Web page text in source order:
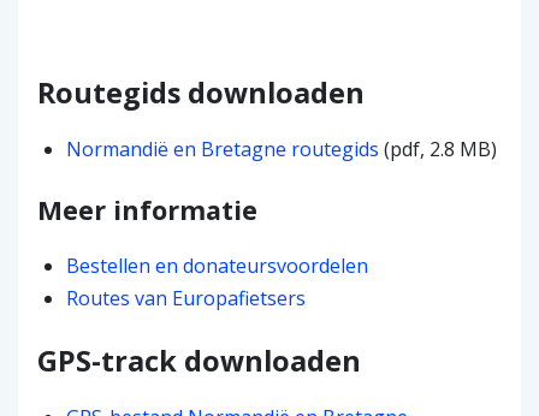
Routegids downloaden
Normandië en Bretagne routegids (pdf, 2.8 MB)
Meer informatie
Bestellen en donateursvoordelen
Routes van Europafietsers
GPS-track downloaden